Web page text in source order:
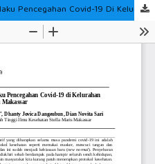
Analisis Faktor Determinan Perilaku Pencegahan Covid-19 Di Kelurahan Kapasa Makassar